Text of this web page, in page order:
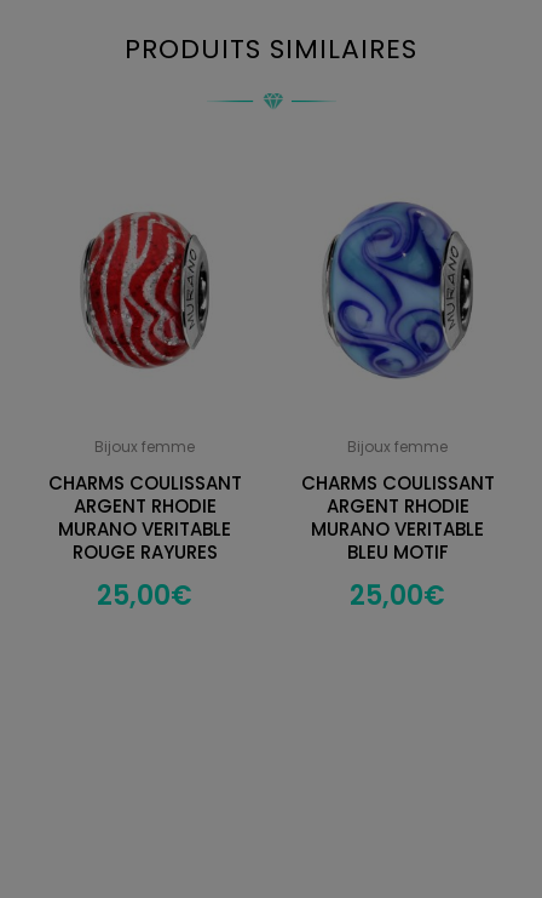
PRODUITS SIMILAIRES
Bijoux femme
CHARMS COULISSANT
ARGENT RHODIE
MURANO VERITABLE
ROUGE RAYURES
25,00€
Bijoux femme
CHARMS COULISSANT
ARGENT RHODIE
MURANO VERITABLE
BLEU MOTIF
25,00€